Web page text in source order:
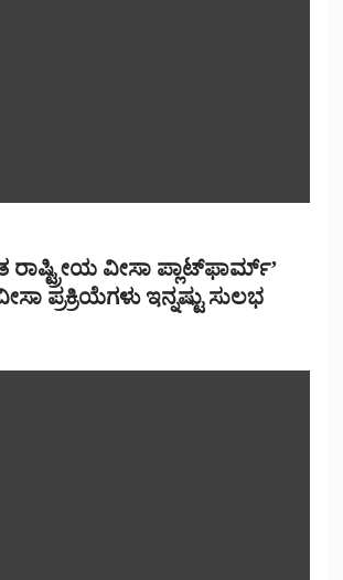
ರಾಷ್ಟ್ರೀಯ ವೀಸಾ ಪ್ಲಾಟ್‌ಫಾರ್ಮ್’
ಪ್ರಕ್ರಿಯೆಗಳು ಇನ್ನಷ್ಟು ಸುಲಭ